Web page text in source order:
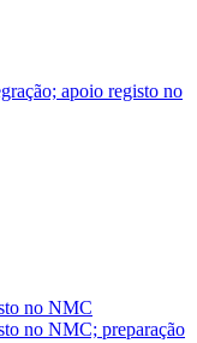
apoio registo no
no NMC
no NMC; preparação